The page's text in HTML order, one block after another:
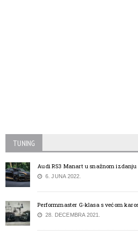
TUNING
Audi RS3 Manart u snažnom izdanju
6. JUNA 2022.
Performmaster G-klasa s većom
28. DECEMBRA 2021.